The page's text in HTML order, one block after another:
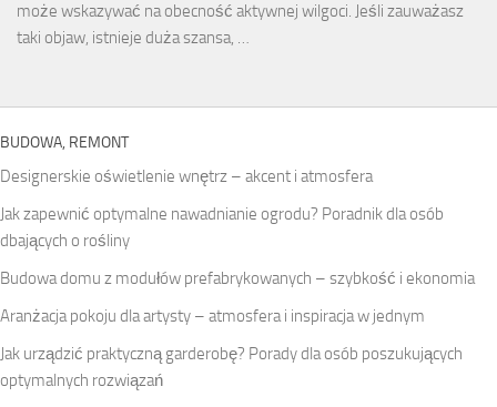
może wskazywać na obecność aktywnej wilgoci. Jeśli zauważasz
taki objaw, istnieje duża szansa, …
BUDOWA, REMONT
Designerskie oświetlenie wnętrz – akcent i atmosfera
Jak zapewnić optymalne nawadnianie ogrodu? Poradnik dla osób
dbających o rośliny
Budowa domu z modułów prefabrykowanych – szybkość i ekonomia
Aranżacja pokoju dla artysty – atmosfera i inspiracja w jednym
Jak urządzić praktyczną garderobę? Porady dla osób poszukujących
optymalnych rozwiązań